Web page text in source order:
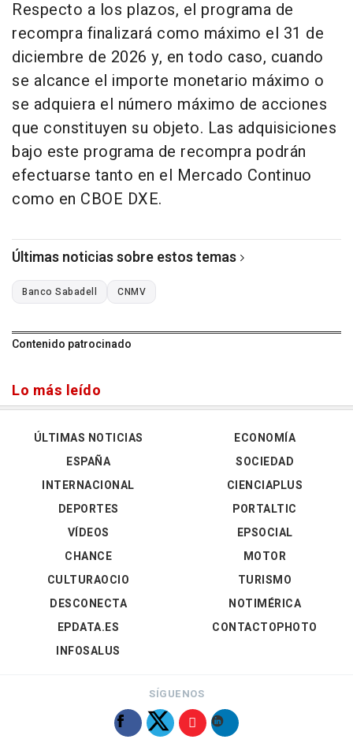
Respecto a los plazos, el programa de
recompra finalizará como máximo el 31 de
diciembre de 2026 y, en todo caso, cuando
se alcance el importe monetario máximo o
se adquiera el número máximo de acciones
que constituyen su objeto. Las adquisiciones
bajo este programa de recompra podrán
efectuarse tanto en el Mercado Continuo
como en CBOE DXE.
Últimas noticias sobre estos temas
Banco Sabadell CNMV
Contenido patrocinado
Lo más leído
ÚLTIMAS NOTICIAS
ESPAÑA
INTERNACIONAL
DEPORTES
VÍDEOS
ECONOMÍA
SOCIEDAD
CIENCIAPLUS
PORTALTIC
EPSOCIAL
CHANCE
CULTURAOCIO
DESCONECTA
EPDATA.ES
INFOSALUS
MOTOR
TURISMO
NOTIMÉRICA
CONTACTOPHOTO
SÍGUENOS